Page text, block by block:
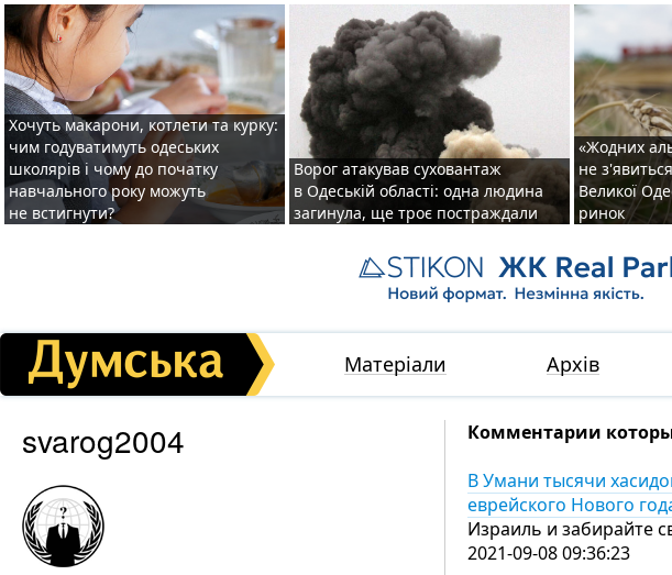
Хочуть макарони, котлети та курку:
чим годуватимуть одеських
школярів і чому до початку
навчального року можуть
не встигнути?
Ворог атакував суховантаж
в Одеській області: одна людина
загинула, ще троє постраждали
«Жодних
не
Великої
ринок
Матеріали Архів
svarog2004
Комментарии
В Умани тысячи
еврейского Нового
Израиль и забирайте
2021-09-08 09:36:23